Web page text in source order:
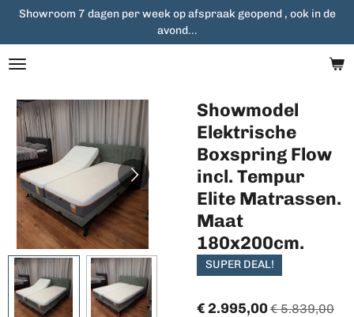
Ga
naar
de
Showroom 7 dagen per week op afspraak geopend , ook in de
avond...
Showmodel
Elektrische
Boxspring Flow
incl. Tempur
Elite Matrassen.
Maat
180x200cm.
SUPER DEAL!
€ 2.995,00 € 5.839,00